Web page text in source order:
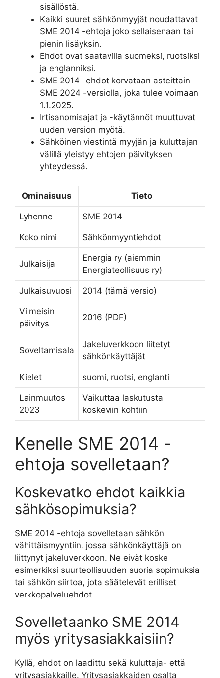
sisällöstä.
Kaikki suuret sähkönmyyjät noudattavat
SME 2014 -ehtoja joko sellaisenaan tai
pienin lisäyksin.
Ehdot ovat saatavilla suomeksi, ruotsiksi
ja englanniksi.
SME 2014 -ehdot korvataan asteittain
SME 2024 -versiolla, joka tulee voimaan
1.1.2025.
Irtisanomisajat ja -käytännöt muuttuvat
uuden version myötä.
Sähköinen viestintä myyjän ja kuluttajan
välillä yleistyy ehtojen päivityksen
yhteydessä.
Ominaisuus Tieto
Lyhenne SME 2014
Koko nimi Sähkönmyyntiehdot
Julkaisija
Energia ry (aiemmin
Energiateollisuus ry)
Julkaisuvuosi 2014 (tämä versio)
Viimeisin
päivitys
2016 (PDF)
Soveltamisala
Jakeluverkkoon liitetyt
sähkönkäyttäjät
Kielet suomi, ruotsi, englanti
Lainmuutos
2023
Vaikuttaa laskutusta
koskeviin kohtiin
Kenelle SME 2014 -
ehtoja sovelletaan?
Koskevatko ehdot kaikkia
sähkösopimuksia?
SME 2014 -ehtoja sovelletaan sähkön
vähittäismyyntiin, jossa sähkönkäyttäjä on
liittynyt jakeluverkkoon. Ne eivät koske
esimerkiksi suurteollisuuden suoria sopimuksia
tai sähkön siirtoa, jota säätelevät erilliset
verkkopalveluehdot.
Sovelletaanko SME 2014
myös yritysasiakkaisiin?
Kyllä, ehdot on laadittu sekä kuluttaja- että
yritysasiakkaille. Yritysasiakkaiden osalta